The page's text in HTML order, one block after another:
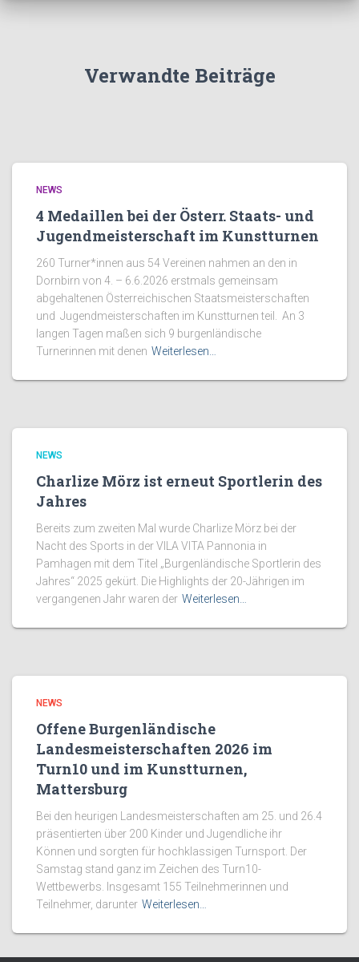
Verwandte Beiträge
NEWS
4 Medaillen bei der Österr. Staats- und
Jugendmeisterschaft im Kunstturnen
260 Turner*innen aus 54 Vereinen nahmen an den in
Dornbirn von 4. – 6.6.2026 erstmals gemeinsam
abgehaltenen Österreichischen Staatsmeisterschaften
und Jugendmeisterschaften im Kunstturnen teil. An 3
langen Tagen maßen sich 9 burgenländische
Turnerinnen mit denen Weiterlesen…
NEWS
Charlize Mörz ist erneut Sportlerin des
Jahres
Bereits zum zweiten Mal wurde Charlize Mörz bei der
Nacht des Sports in der VILA VITA Pannonia in
Pamhagen mit dem Titel „Burgenländische Sportlerin des
Jahres“ 2025 gekürt. Die Highlights der 20-Jährigen im
vergangenen Jahr waren der Weiterlesen…
NEWS
Offene Burgenländische
Landesmeisterschaften 2026 im
Turn10 und im Kunstturnen,
Mattersburg
Bei den heurigen Landesmeisterschaften am 25. und 26.4
präsentierten über 200 Kinder und Jugendliche ihr
Können und sorgten für hochklassigen Turnsport. Der
Samstag stand ganz im Zeichen des Turn10-
Wettbewerbs. Insgesamt 155 Teilnehmerinnen und
Teilnehmer, darunter Weiterlesen…